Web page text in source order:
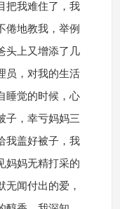
把我难住了，我
倦地教我，举例
头上又增添了几
员，对我的生活
睡觉的时候，心
子，幸亏妈妈三
我盖好被子，我
妈妈无精打采的
无闻付出的爱，